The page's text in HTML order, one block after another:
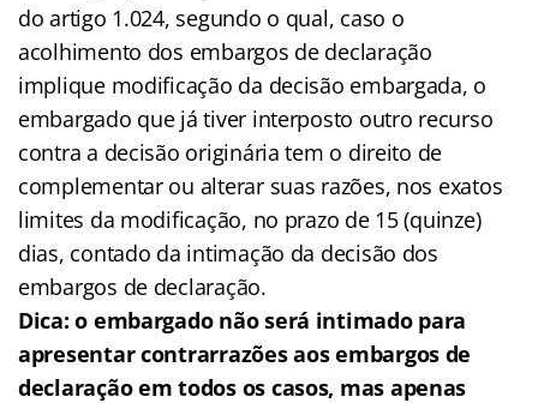
do artigo 1.024, segundo o qual, caso o
acolhimento dos embargos de declaração
implique modificação da decisão embargada, o
embargado que já tiver interposto outro recurso
contra a decisão originária tem o direito de
complementar ou alterar suas razões, nos exatos
limites da modificação, no prazo de 15 (quinze)
dias, contado da intimação da decisão dos
embargos de declaração.
Dica: o embargado não será intimado para
apresentar contrarrazões aos embargos de
declaração em todos os casos, mas apenas